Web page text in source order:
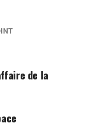
de la